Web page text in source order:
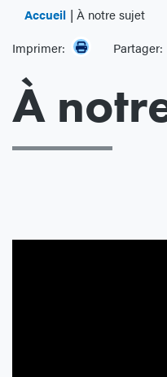
Accueil
À notre sujet
Imprimer:
Partager:
À